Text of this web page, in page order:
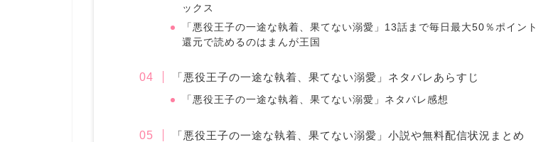
ックス
「悪役王子の一途な執着、果てない溺愛」13話まで毎日最大50％ポイント
還元で読めるのはまんが王国
「悪役王子の一途な執着、果てない溺愛」ネタバレあらすじ
「悪役王子の一途な執着、果てない溺愛」ネタバレ感想
「悪役王子の一途な執着、果てない溺愛」小説や無料配信状況まとめ